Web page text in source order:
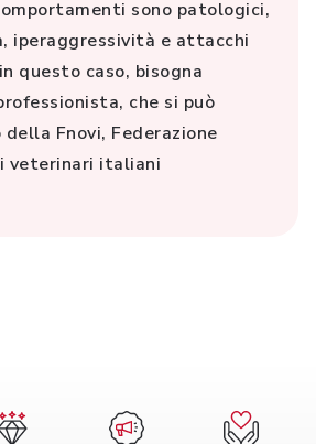
sono patologici,
iperaggressività e attacchi
questo caso, bisogna
che si può
Fnovi, Federazione
veterinari italiani